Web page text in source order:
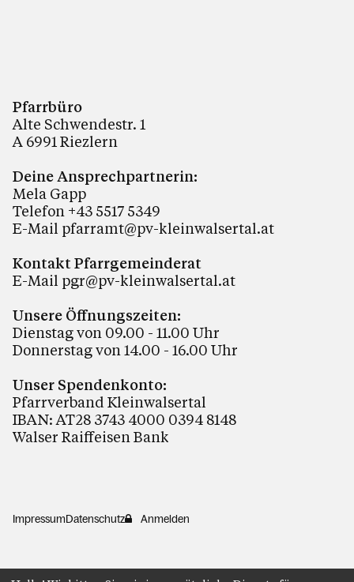
Pfarrbüro
Alte Schwendestr. 1
A 6991 Riezlern
Deine Ansprechpartnerin:
Mela Gapp
Telefon +43 5517 5349
E-Mail pfarramt@pv-kleinwalsertal.at
Kontakt Pfarrgemeinderat
E-Mail pgr@pv-kleinwalsertal.at
Unsere Öffnungszeiten:
Dienstag von 09.00 - 11.00 Uhr
Donnerstag von 14.00 - 16.00 Uhr
Unser Spendenkonto:
Pfarrverband Kleinwalsertal
IBAN: AT28 3743 4000 0394 8148
Walser Raiffeisen Bank
ImpressumDatenschutz Anmelden